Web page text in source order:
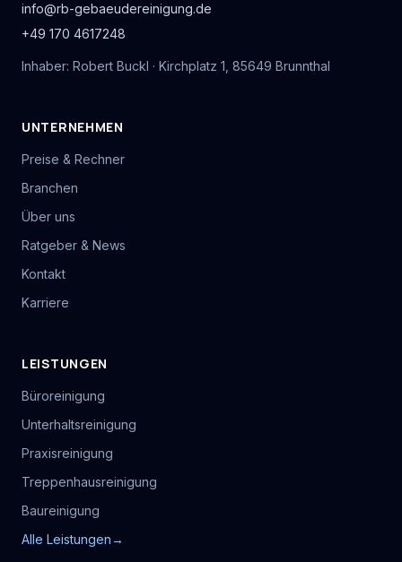
info@rb-gebaeudereinigung.de
+49 170 4617248
Inhaber: Robert Buckl · Kirchplatz 1, 85649 Brunnthal
UNTERNEHMEN
Preise & Rechner
Branchen
Über uns
Ratgeber & News
Kontakt
Karriere
LEISTUNGEN
Büroreinigung
Unterhaltsreinigung
Praxisreinigung
Treppenhausreinigung
Baureinigung
Alle Leistungen→